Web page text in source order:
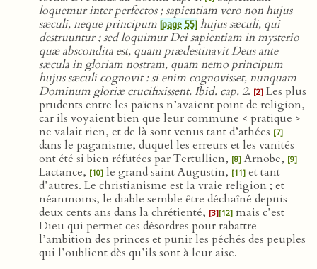
loquemur inter perfectos ; sapientiam vero non hujus
sæculi, neque principum [page 55] hujus sæculi, qui
destruuntur ; sed loquimur Dei sapientiam in mysterio
quæ abscondita est, quam prædestinavit Deus ante
sæcula in gloriam nostram, quam nemo principum
hujus sæculi cognovit : si enim cognovisset, nunquam
Dominum gloriæ crucifixissent. Ibid. cap. 2. [2] Les plus
prudents entre les païens n’avaient point de religion,
car ils voyaient bien que leur commune < pratique >
ne valait rien, et de là sont venus tant d’athées [7]
dans le paganisme, duquel les erreurs et les vanités
ont été si bien réfutées par Tertullien, [8] Arnobe, [9]
Lactance, [10] le grand saint Augustin, [11] et tant
d’autres. Le christianisme est la vraie religion ; et
néanmoins, le diable semble être déchaîné depuis
deux cents ans dans la chrétienté, [3][12] mais c’est
Dieu qui permet ces désordres pour rabattre
l’ambition des princes et punir les péchés des peuples
qui l’oublient dès qu’ils sont à leur aise.